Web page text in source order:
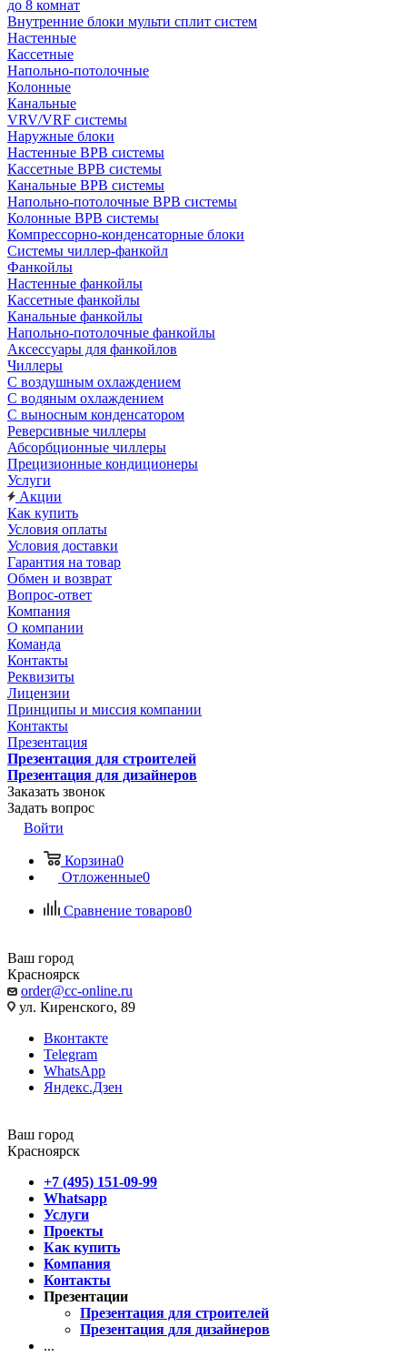
до 8 комнат
Внутренние блоки мульти сплит систем
Настенные
Кассетные
Напольно-потолочные
Колонные
Канальные
VRV/VRF системы
Наружные блоки
Настенные ВРВ системы
Кассетные ВРВ системы
Канальные ВРВ системы
Напольно-потолочные ВРВ системы
Колонные ВРВ системы
Компрессорно-конденсаторные блоки
Системы чиллер-фанкойл
Фанкойлы
Настенные фанкойлы
Кассетные фанкойлы
Канальные фанкойлы
Напольно-потолочные фанкойлы
Аксессуары для фанкойлов
Чиллеры
С воздушным охлаждением
С водяным охлаждением
С выносным конденсатором
Реверсивные чиллеры
Абсорбционные чиллеры
Прецизионные кондиционеры
Услуги
Акции
Как купить
Условия оплаты
Условия доставки
Гарантия на товар
Обмен и возврат
Вопрос-ответ
Компания
О компании
Команда
Контакты
Реквизиты
Лицензии
Принципы и миссия компании
Контакты
Презентация
Презентация для строителей
Презентация для дизайнеров
Заказать звонок
Задать вопрос
Войти
Корзина0
Отложенные0
Сравнение товаров0
Ваш город
Красноярск
order@cc-online.ru
ул. Киренского, 89
Вконтакте
Telegram
WhatsApp
Яндекс.Дзен
Ваш город
Красноярск
+7 (495) 151-09-99
Whatsapp
Услуги
Проекты
Как купить
Компания
Контакты
Презентации
Презентация для строителей
Презентация для дизайнеров
...